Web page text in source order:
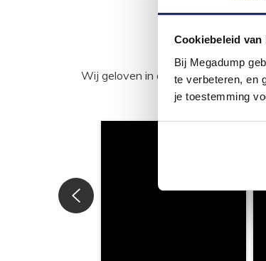
Cookiebeleid van
Bij Megadump
te verbeteren, en
je toestemming
Wij geloven in de kracht van delen.